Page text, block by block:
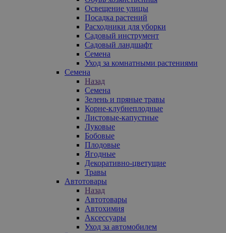
Освещение улицы
Посадка растений
Расходники для уборки
Садовый инструмент
Садовый ландшафт
Семена
Уход за комнатными растениями
Семена
Назад
Семена
Зелень и пряные травы
Корне-клубнеплодные
Листовые-капустные
Луковые
Бобовые
Плодовые
Ягодные
Декоративно-цветущие
Травы
Автотовары
Назад
Автотовары
Автохимия
Аксессуары
Уход за автомобилем